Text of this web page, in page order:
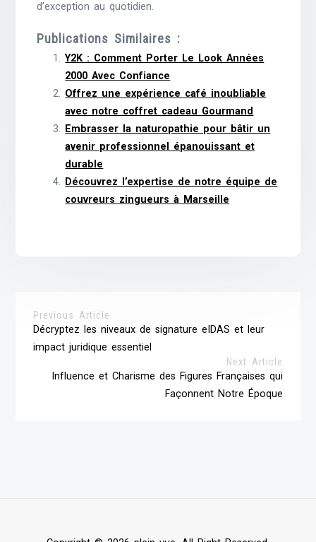
d’exception au quotidien.
Publications Similaires :
Y2K : Comment Porter Le Look Années
2000 Avec Confiance
Offrez une expérience café inoubliable
avec notre coffret cadeau Gourmand
Embrasser la naturopathie pour bâtir un
avenir professionnel épanouissant et
durable
Découvrez l’expertise de notre équipe de
couvreurs zingueurs à Marseille
Previous Article
Décryptez les niveaux de signature eIDAS et leur
impact juridique essentiel
Next Article
Influence et Charisme des Figures Françaises qui
Façonnent Notre Époque